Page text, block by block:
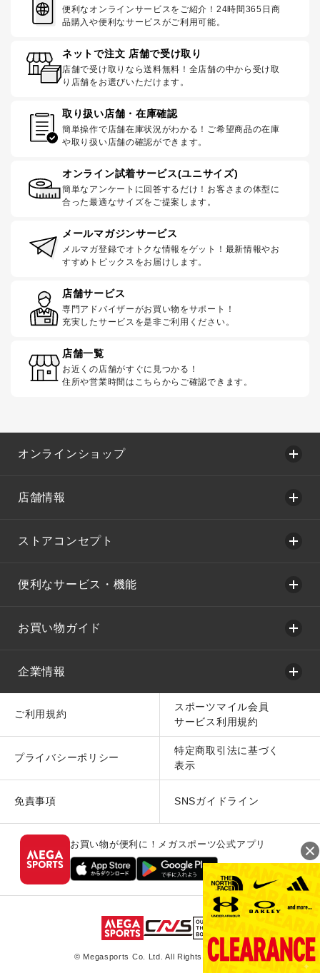
便利なオンラインサービスをご紹介！24時間365日商
品購入や便利なサービスがご利用可能。
ネットで注文 店舗で受け取り
店舗で受け取りなら送料無料！全店舗の中から受け取
り店舗をお選びいただけます。
取り扱い店舗・在庫確認
簡単操作で店舗在庫状況がわかる！ご希望商品の在庫
や取り扱い店舗の確認ができます。
オンライン試着サービス(ユニサイズ)
簡単なアンケートに回答するだけ！お客さまの体型に
合った最適なサイズをご提案します。
メールマガジンサービス
メルマガ登録でオトクな情報をゲット！最新情報やお
すすめトピックスをお届けします。
店舗サービス
専門アドバイザーがお買い物をサポート！
充実したサービスを是非ご利用ください。
店舗一覧
お近くの店舗がすぐに見つかる！
住所や営業時間はこちらからご確認できます。
オンラインショップ
店舗情報
ストアコンセプト
便利なサービス・機能
お買い物ガイド
企業情報
ご利用規約
スポーツマイル会員
サービス利用規約
プライバシーポリシー
特定商取引法に基づく
表示
免責事項 SNSガイドライン
お買い物が便利に！メガスポーツ公式アプリ
© Megasports Co. Ltd. All Rights Reserved.